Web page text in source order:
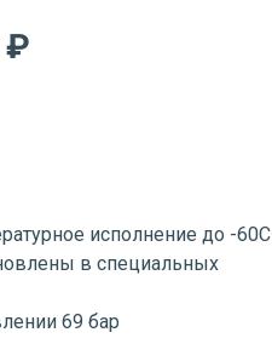
₽
исполнение до -60С
в специальных
69 бар